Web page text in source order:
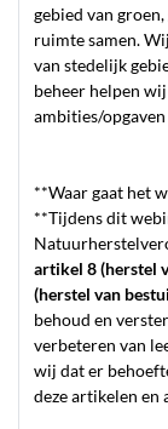
gebied van
ruimte samen.
van stedelijk
beheer helpen
ambities/
**Waar gaat het
**Tijdens dit
artikel 8 (herstel
(herstel van
behoud en
verbeteren van
wij dat er
deze artikelen en